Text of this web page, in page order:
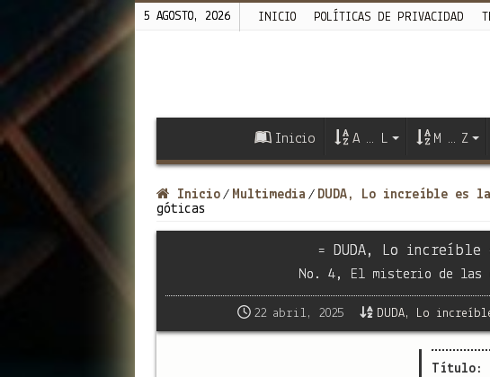
5 AGOSTO, 2026 INICIO POLÍTICAS DE PRIVACIDAD
Inicio A … L M … Z
Inicio / Multimedia / DUDA, Lo increíble es
góticas
= DUDA, Lo increíble
No. 4, El misterio de las
22 abril, 2025 DUDA, Lo
Título: